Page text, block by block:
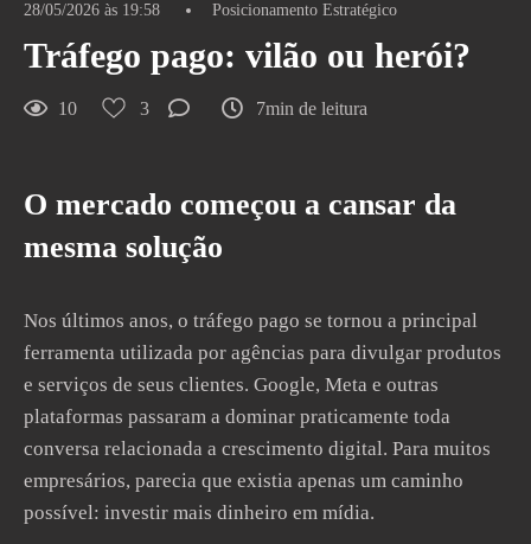
28/05/2026 às 19:58 Posicionamento Estratégico
Tráfego pago: vilão ou herói?
10 3 7min de leitura
O mercado começou a cansar da
mesma solução
Nos últimos anos, o tráfego pago se tornou a principal
ferramenta utilizada por agências para divulgar produtos
e serviços de seus clientes. Google, Meta e outras
plataformas passaram a dominar praticamente toda
conversa relacionada a crescimento digital. Para muitos
empresários, parecia que existia apenas um caminho
possível: investir mais dinheiro em mídia.